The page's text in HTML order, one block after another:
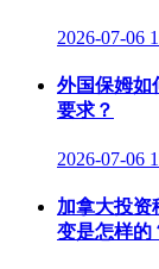
2026-07-06
外国保姆如
要求？
2026-07-06
加拿大投资
变是怎样的